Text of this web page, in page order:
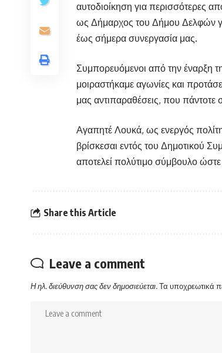
αυτοδιοίκηση για περισσότερες
ως Δήμαρχος του Δήμου Δελφών
έως σήμερα συνεργασία μας.
Συμπορευόμενοι από την έναρξη
μοιραστήκαμε αγωνίες και
μας αντιπαραθέσεις, που πάντοτε
Αγαπητέ Λουκά, ως ενεργός
βρίσκεσαι εντός του Δημοτικού
αποτελεί πολύτιμο σύμβουλο
Share this Article
Leave a comment
Η ηλ. διεύθυνση σας δεν δημοσιεύεται.Τα υποχρεωτικά